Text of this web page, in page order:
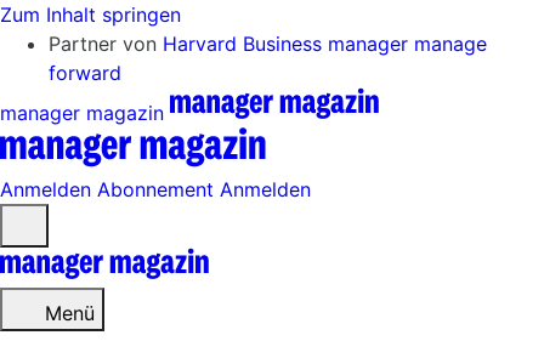
Zum Inhalt springen
Partner von Harvard Business manager manage
forward
manager magazin
Anmelden Abonnement Anmelden
öffnen
Menü